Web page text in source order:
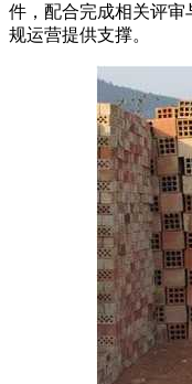
件，配合完成相关评
规运营提供支撑。